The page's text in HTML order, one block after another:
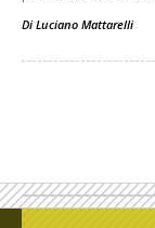
Di Luciano Mattarelli